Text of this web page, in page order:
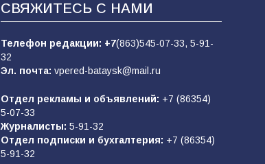
СВЯЖИТЕСЬ С НАМИ
Телефон редакции: +7(863)545-07-33, 5-91-
32
Эл. почта: vpered-bataysk@mail.ru
Отдел рекламы и объявлений: +7 (86354)
5-07-33
Журналисты: 5-91-32
Отдел подписки и бухгалтерия: +7 (86354)
5-91-32